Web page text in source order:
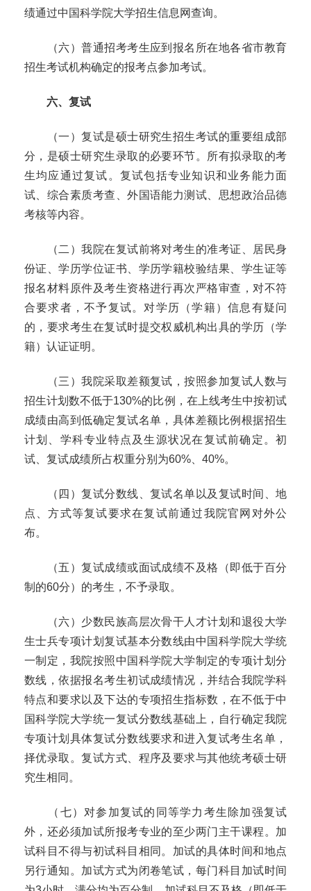
绩通过中国科学院大学招生信息网查询。
（六）普通招考考生应到报名所在地各省市教育
招生考试机构确定的报考点参加考试。
六、复试
（一）复试是硕士研究生招生考试的重要组成部
分，是硕士研究生录取的必要环节。所有拟录取的考
生均应通过复试。复试包括专业知识和业务能力面
试、综合素质考查、外国语能力测试、思想政治品德
考核等内容。
（二）我院在复试前将对考生的准考证、居民身
份证、学历学位证书、学历学籍校验结果、学生证等
报名材料原件及考生资格进行再次严格审查，对不符
合要求者，不予复试。对学历（学籍）信息有疑问
的，要求考生在复试时提交权威机构出具的学历（学
籍）认证证明。
（三）我院采取差额复试，按照参加复试人数与
招生计划数不低于130%的比例，在上线考生中按初试
成绩由高到低确定复试名单，具体差额比例根据招生
计划、学科专业特点及生源状况在复试前确定。初
试、复试成绩所占权重分别为60% 40%。
（四）复试分数线、复试名单以及复试时间、地
点、方式等复试要求在复试前通过我院官网对外公
布。
（五）复试成绩或面试成绩不及格（即低于百分
制的60分）的考生，不予录取。
（六）少数民族高层次骨干人才计划和退役大学
生士兵专项计划复试基本分数线由中国科学院大学统
一制定，我院按照中国科学院大学制定的专项计划分
数线，依据报名考生初试成绩情况，并结合我院学科
特点和要求以及下达的专项招生指标数，在不低于中
国科学院大学统一复试分数线基础上，自行确定我院
专项计划具体复试分数线要求和进入复试考生名单，
择优录取。复试方式、程序及要求与其他统考硕士研
究生相同。
（七）对参加复试的同等学力考生除加强复试
外，还必须加试所报考专业的至少两门主干课程。加
试科目不得与初试科目相同。加试的具体时间和地点
另行通知。加试方式为闭卷笔试，每门科目加试时间